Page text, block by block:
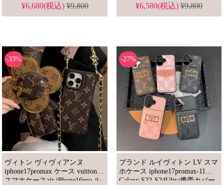
アイホン16PLUS/15promax ケー
¥6,680(税込)¥9,800
iphone15/15plus/14/11けーす ハ
¥6,580(税込)¥9,800
-33%
ヴィトン ヴィヴィアンヌ
iphone17promax ケース vuitton
スマホケースair iPhone16pro ル
-27%
ブランド ルイヴィトン LV スマ
ホケース iphone17promax-11
Galaxy S22-S24Ultra携帯カバー